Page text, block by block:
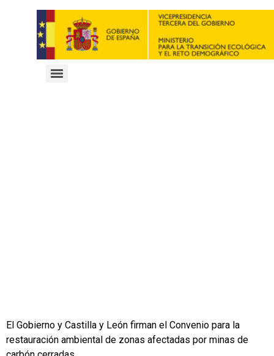
El Gobierno y Castilla y León firman el Convenio para la
restauración ambiental de zonas afectadas por minas de